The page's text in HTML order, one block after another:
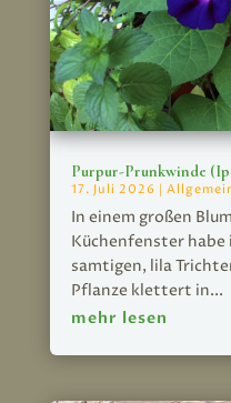
Purpur-Prunkwinde
17. Juli 2026 |
In einem großen
Küchenfenster habe
samtigen, lila
Pflanze klettert in...
mehr lesen